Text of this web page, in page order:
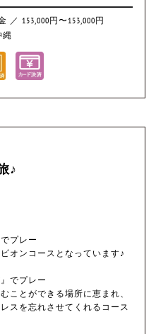
／ 153,000円〜153,000円
♪
プレー
オンコースとなっています♪
でプレー
ことができる場所に恵まれ、
スを忘れさせてくれるコース